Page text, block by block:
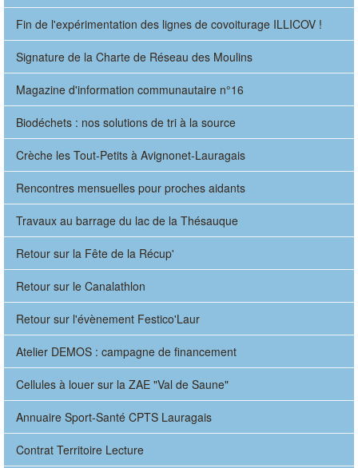
Fin de l'expérimentation des lignes de covoiturage ILLICOV !
Signature de la Charte de Réseau des Moulins
Magazine d'information communautaire n°16
Biodéchets : nos solutions de tri à la source
Crèche les Tout-Petits à Avignonet-Lauragais
Rencontres mensuelles pour proches aidants
Travaux au barrage du lac de la Thésauque
Retour sur la Fête de la Récup'
Retour sur le Canalathlon
Retour sur l'évènement Festico'Laur
Atelier DEMOS : campagne de financement
Cellules à louer sur la ZAE "Val de Saune"
Annuaire Sport-Santé CPTS Lauragais
Contrat Territoire Lecture